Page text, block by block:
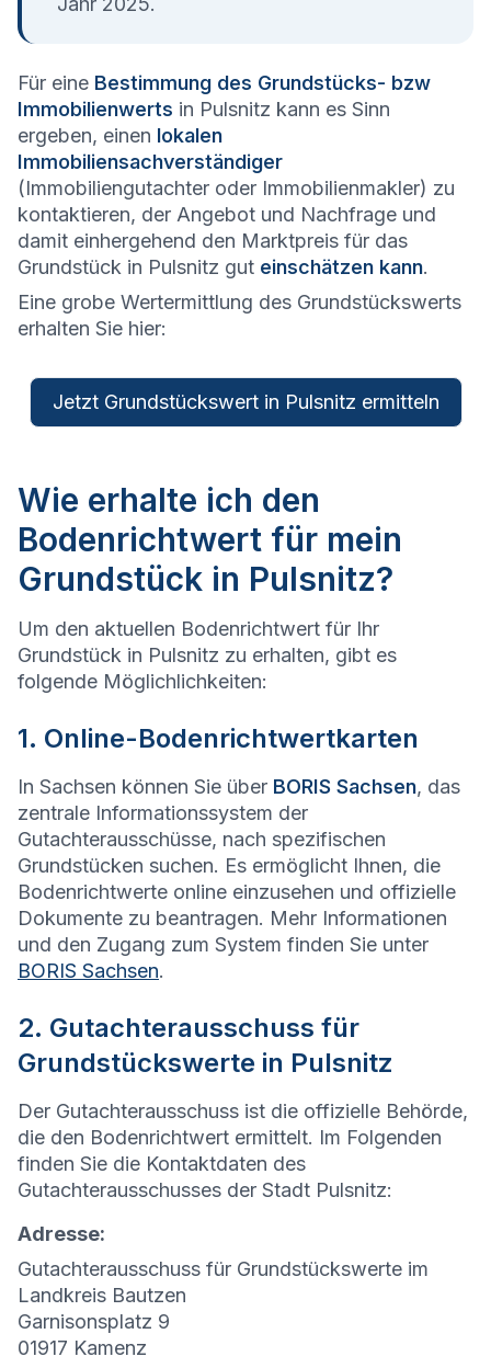
Für eine Bestimmung des Grundstücks- bzw
Immobilienwerts in Pulsnitz kann es Sinn
ergeben, einen lokalen
Immobiliensachverständiger
(Immobiliengutachter oder Immobilienmakler) zu
kontaktieren, der Angebot und Nachfrage und
damit einhergehend den Marktpreis für das
Grundstück in Pulsnitz gut einschätzen kann.
Eine grobe Wertermittlung des Grundstückswerts
erhalten Sie hier:
Jetzt Grundstückswert in Pulsnitz ermitteln
Wie erhalte ich den
Bodenrichtwert für mein
Grundstück in Pulsnitz?
Um den aktuellen Bodenrichtwert für Ihr
Grundstück in Pulsnitz zu erhalten, gibt es
folgende Möglichlichkeiten:
1. Online-Bodenrichtwertkarten
In Sachsen können Sie über BORIS Sachsen, das
zentrale Informationssystem der
Gutachterausschüsse, nach spezifischen
Grundstücken suchen. Es ermöglicht Ihnen, die
Bodenrichtwerte online einzusehen und offizielle
Dokumente zu beantragen. Mehr Informationen
und den Zugang zum System finden Sie unter
BORIS Sachsen.
2. Gutachterausschuss für
Grundstückswerte in Pulsnitz
Der Gutachterausschuss ist die offizielle Behörde,
die den Bodenrichtwert ermittelt. Im Folgenden
finden Sie die Kontaktdaten des
Gutachterausschusses der Stadt Pulsnitz:
Adresse:
Gutachterausschuss für Grundstückswerte im
Landkreis Bautzen
Garnisonsplatz 9
01917 Kamenz